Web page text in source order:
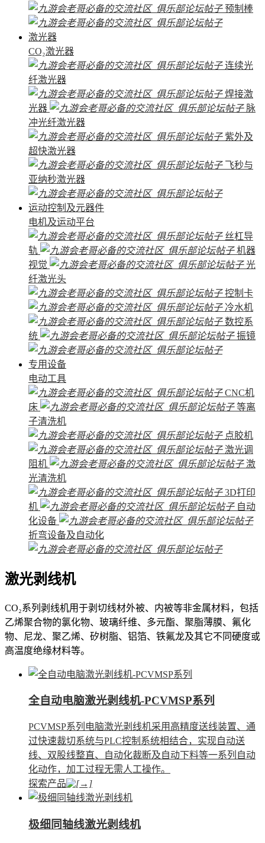
预制棒
激光器
CO₂激光器
连续光
纤激光器
焊接激
光器
脉
冲光纤激光器
紫外及
超快激光器
飞秒与
亚纳秒激光器
运动控制及元器件
电机及运动平台
丝杠导
轨
机器
视觉
光
纤激光头
控制卡
冷水机
数控系
统
振镜
专用设备
电动工具
CNC机
床
等离
子清洗机
点胶机
激光调
阻机
激
光清洗机
3D打印
机
自动
化设备
折弯设备及自动化
激光剥线机
CO₂系列剥线机用于剥切线材外被、内被等非金属材料，包括
乙烯聚合物的氯化物、玻璃纤维、多元酯、聚脂薄膜、氟化
物、尼龙、聚乙烯、矽树脂、铝箔、铁氟龙及其它不同硬度或
高温度绝缘材料等。
全自动电脑激光剥线机-PCVMSP系列
PCVMSP系列电脑激光剥线机采用高精度送线装置、通
过快速裁切系统与PLC控制系统相结合，实现自动送
线、双股线整直、自动化裁断及自动下料等一系列自动
化动作，加工过程无需人工操作。
探索产品
极细同轴线激光剥线机